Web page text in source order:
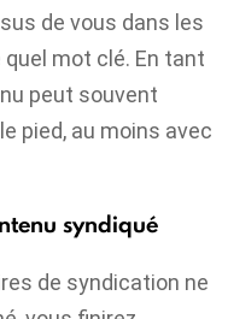
de vous dans les
quel mot clé. En tant
peut souvent
pied, au moins avec
syndiqué
de syndication ne